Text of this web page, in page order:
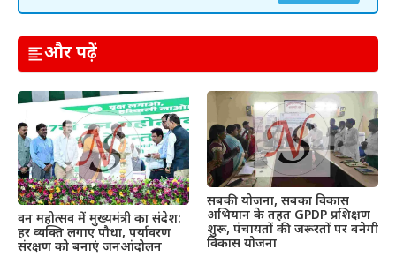
और पढ़ें
वन महोत्सव में मुख्यमंत्री का संदेश:
हर व्यक्ति लगाए पौधा, पर्यावरण
संरक्षण को बनाएं जनआंदोलन
सबकी योजना, सबका विकास
अभियान के तहत GPDP प्रशिक्षण
शुरू, पंचायतों की जरूरतों पर बनेगी
विकास योजना